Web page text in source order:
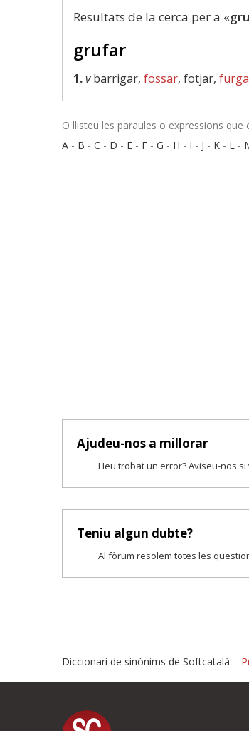
Resultats de la cerca per a «
grufar
1.vbarrigar, fossar, fotjar,
O llisteu les paraules o expressions que
A - B - C - D - E - F - G - H - I - J - K - L -
Ajudeu-nos a millorar
Heu trobat un error? Aviseu-nos
Teniu algun dubte?
Al fòrum resolem totes les
Proposeu-nos
Diccionari de sinònims de Softcatalà –